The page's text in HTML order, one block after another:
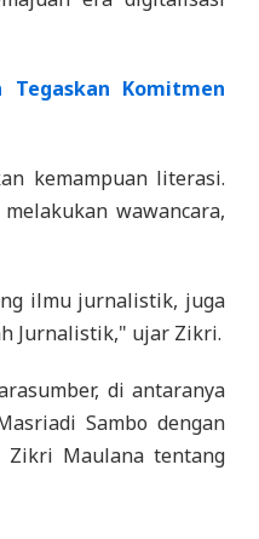
Komitmen
kemampuan literasi.
wawancara,
ilmu jurnalistik, juga
Jurnalistik," ujar Zikri.
di antaranya
Sambo dengan
Zikri Maulana tentang